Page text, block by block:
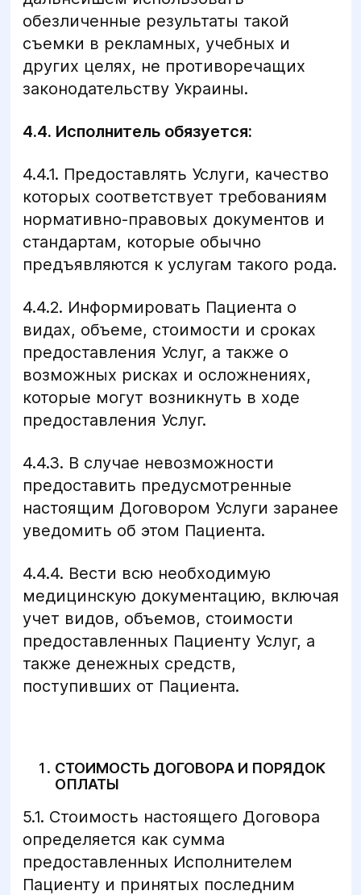
обезличенные результаты такой
съемки в рекламных, учебных и
других целях, не противоречащих
законодательству Украины.
4.4. Исполнитель обязуется:
4.4.1. Предоставлять Услуги, качество
которых соответствует требованиям
нормативно-правовых документов и
стандартам, которые обычно
предъявляются к услугам такого рода.
4.4.2. Информировать Пациента о
видах, объеме, стоимости и сроках
предоставления Услуг, а также о
возможных рисках и осложнениях,
которые могут возникнуть в ходе
предоставления Услуг.
4.4.3. В случае невозможности
предоставить предусмотренные
настоящим Договором Услуги заранее
уведомить об этом Пациента.
4.4.4. Вести всю необходимую
медицинскую документацию, включая
учет видов, объемов, стоимости
предоставленных Пациенту Услуг, а
также денежных средств,
поступивших от Пациента.
СТОИМОСТЬ ДОГОВОРА И ПОРЯДОК
ОПЛАТЫ
5.1. Стоимость настоящего Договора
определяется как сумма
предоставленных Исполнителем
Пациенту и принятых последним